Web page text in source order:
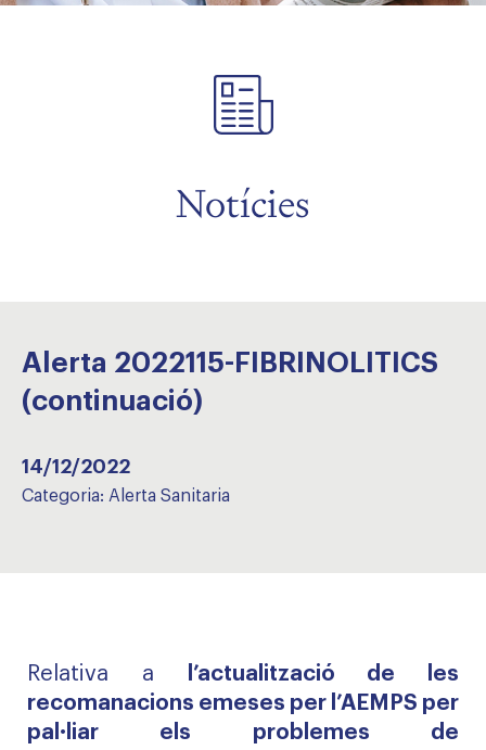
Notícies
Alerta 2022115-FIBRINOLITICS
(continuació)
14/12/2022
Categoria: Alerta Sanitaria
Relativa a
l’actualització de les
recomanacions emeses per l’AEMPS per
pal·liar els problemes de